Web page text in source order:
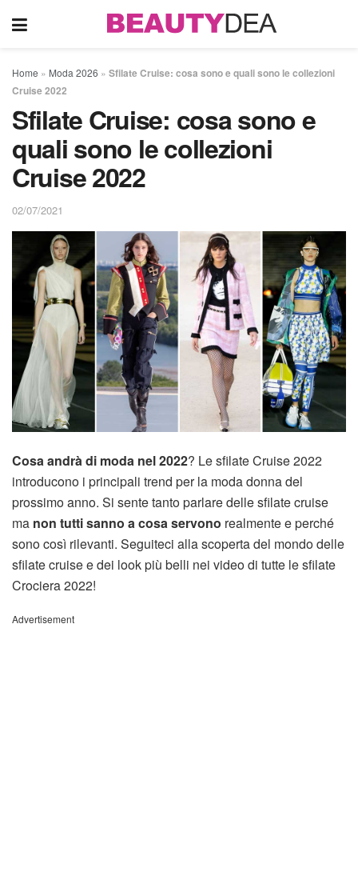
Home » Moda 2026 » Sfilate Cruise: cosa sono e quali sono le collezioni
Cruise 2022
Sfilate Cruise: cosa sono e
quali sono le collezioni
Cruise 2022
02/07/2021
Cosa andrà di moda nel 2022? Le sfilate Cruise 2022
introducono i principali trend per la moda donna del
prossimo anno. Si sente tanto parlare delle sfilate cruise
ma non tutti sanno a cosa servono realmente e perché
sono così rilevanti. Seguiteci alla scoperta del mondo delle
sfilate cruise e dei look più belli nei video di tutte le sfilate
Crociera 2022!
Advertisement